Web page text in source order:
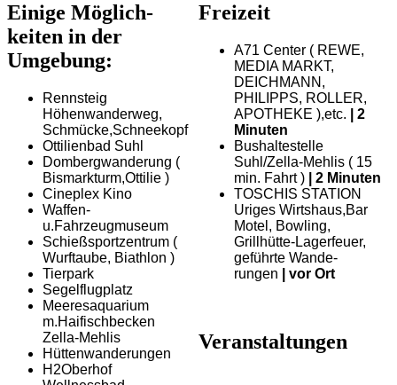
Einige Möglich­
keiten in der
Umgebung:
Rennsteig
Höhenwanderweg,
Schmücke,Schneekopf
Ottilienbad Suhl
Dombergwanderung (
Bismarkturm,Ottilie )
Cineplex Kino
Waffen-
u.Fahrzeugmuseum
Schießsportzentrum (
Wurftaube, Biathlon )
Tierpark
Segelflugplatz
Meeresaquarium
m.Haifischbecken
Zella-Mehlis
Hüttenwanderungen
H2Oberhof
Freizeit
A71 Center ( REWE,
MEDIA MARKT,
DEICHMANN,
PHILIPPS, ROLLER,
APOTHEKE ),etc.
| 2
Minuten
Bushalte­stelle
Suhl/Zella-Mehlis ( 15
min. Fahrt )
| 2 Minuten
TOSCHIS STATION
Uriges Wirtshaus,Bar
Motel, Bowling,
Grillhütte-Lagerfeuer,
geführte Wande­
rungen
| vor Ort
Veranstaltungen